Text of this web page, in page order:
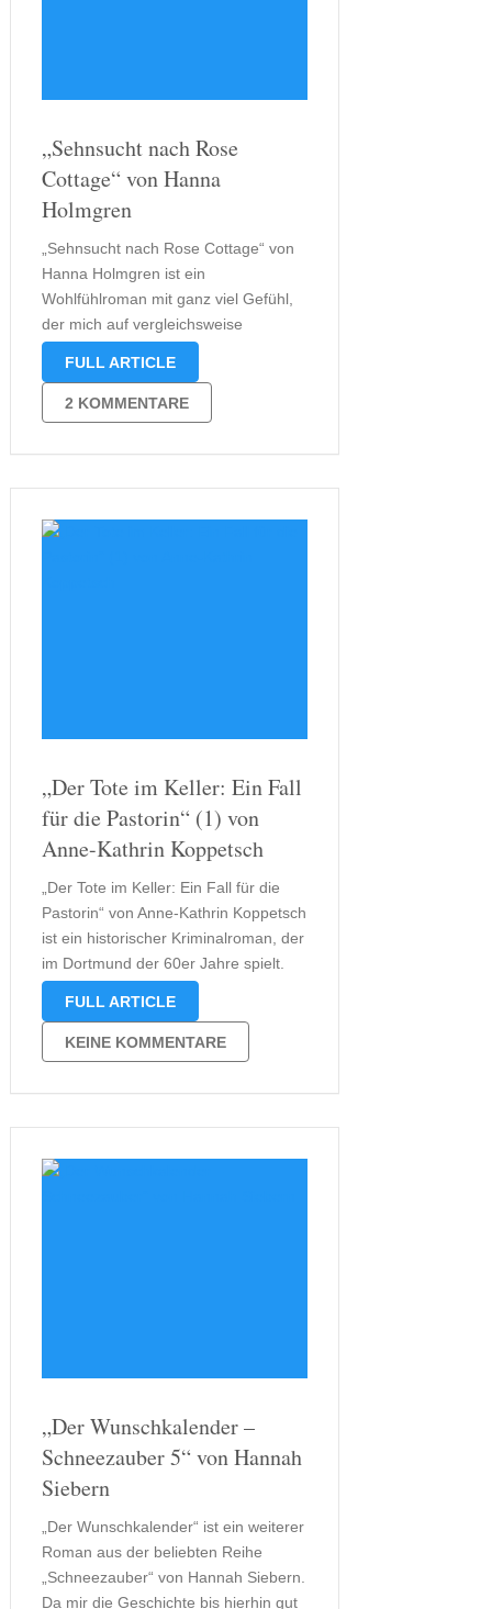
„Sehnsucht nach Rose
Cottage“ von Hanna
Holmgren
„Sehnsucht nach Rose Cottage“ von
Hanna Holmgren ist ein
Wohlfühlroman mit ganz viel Gefühl,
der mich auf vergleichsweise
ungewöhnliche Art erreichte. Auf
nämlich durch eine Postkarte, die ich
von Ellie erhielt. Ellie, eigentlich Ellen
Bell, ist die Protagonistin dieses
FULL ARTICLE
2 KOMMENTARE
„Der Tote im Keller: Ein Fall
für die Pastorin“ (1) von
Anne-Kathrin Koppetsch
„Der Tote im Keller: Ein Fall für die
Pastorin“ von Anne-Kathrin Koppetsch
ist ein historischer Kriminalroman, der
im Dortmund der 60er Jahre spielt.
Martha Gerlach, die Protagonistin
Pastorin und das in einer Zeit, in der
Frauen noch nicht die gleichen
Rechte der …
FULL ARTICLE
KEINE KOMMENTARE
„Der Wunschkalender –
Schneezauber 5“ von Hannah
Siebern
„Der Wunschkalender“ ist ein weiterer
Roman aus der beliebten Reihe
„Schneezauber“ von Hannah Siebern.
Da mir die Geschichte bis hierhin gut